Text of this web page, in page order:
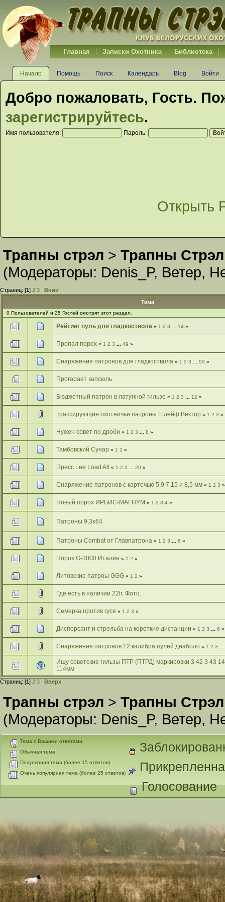
Главная Записки Охотника Библиотека
Начало Помощь Поиск Календарь Blog Войти
Добро пожаловать, Гость.
зарегистрируйтесь.
Имя пользователя: Пароль:
Открыть
Трапны стрэл > Трапны Стрэл
(Модераторы: Denis_P, Ветер,
Страниц: [1] 2 3
Вниз
Тема
0 Пользователей и 25 Гостей смотрят этот раздел.
Рейтинг пуль для гладкоствола « 1 2 3 14 »
Пропал порох « 1 2 3 49 »
Снаряжение патронов для гладкоствола « 1 2 3 99 »
Прогарает капсюль
Бюджетный патрон в латунной гильзе « 1 2 3 12 »
Трассирующие охотничьи патроны Шлейф Вектор « 1 2 3 »
Нужен совет по дроби « 1 2 3 8 »
Тамбовский Сунар « 1 2 »
Пресс Lee Load All « 1 2 3 20 »
Снаряжение патронов с картечью 5,9 7,15 и 8,5 мм « 1 2 3 »
Новый порох ИРБИС-МАГНУМ « 1 2 3 4 »
Патроны 9,3х64
Патроны Combat от Главпатрона « 1 2 3 6 »
Порох G-3000 Италия « 1 2 »
Литовские патроы GGG « 1 2 »
Где есть в наличии 22lr. Фото.
Семерка против гуся « 1 2 3 »
Дисперсант и стрельба на короткие дистанции « 1 2 3 6 »
Снаряжение патронов 12 калибра пулей диаболо « 1 2 3
Ищу советские гильзы ПТР (ПТРД) маркировки 3 42 3 43
114мм
Страниц: [1] 2 3 Вверх
Трапны стрэл > Трапны Стрэл
(Модераторы: Denis_P, Ветер,
Тема с Вашими ответами
Обычная тема
Популярная тема (более 15 ответов)
Очень популярная тема (более 25 ответов)
Голосование